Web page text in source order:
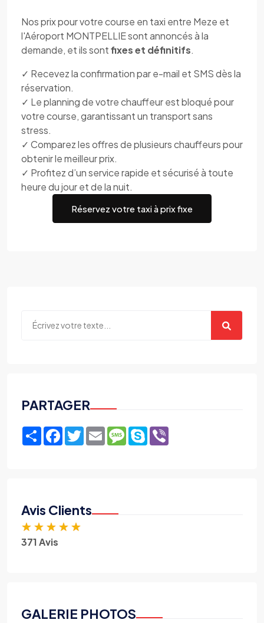
Nos prix pour votre course en taxi entre Meze et
l'Aéroport MONTPELLIE sont annoncés à la
demande, et ils sontfixes et définitifs.
✓ Recevez la confirmation par e-mail et SMS dès la
réservation.
✓ Le planning de votre chauffeur est bloqué pour
votre course, garantissant un transport sans
stress.
✓ Comparez les offres de plusieurs chauffeurs pour
obtenir le meilleur prix.
✓ Profitez d’un service rapide et sécurisé à toute
heure du jour et de la nuit.
Réservez votre taxi à prix fixe
PARTAGER
ShareFacebook
TwitterEmailMessage
Skype
Avis Clients
★ ★ ★ ★ ★
371 Avis
GALERIE PHOTOS